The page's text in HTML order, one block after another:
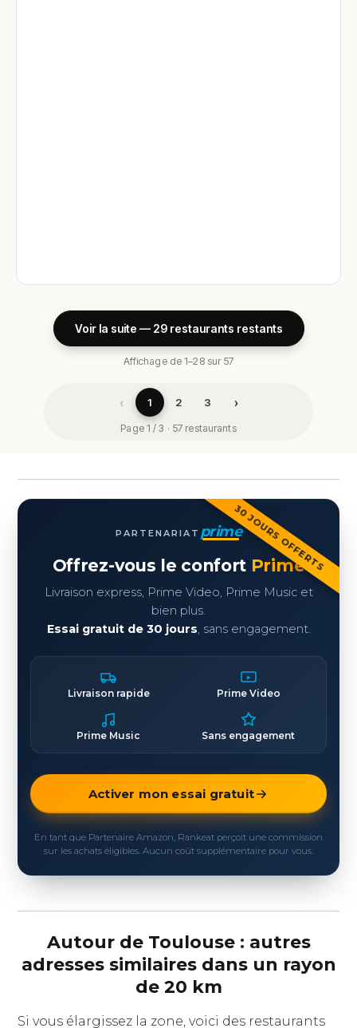
Voir la suite — 29 restaurants restants
Affichage de 1–28 sur 57
‹ 1 2 3 ›
Page 1 / 3 · 57 restaurants
30 JOURS OFFERTS
PARTENARIAT prime
Offrez-vous le confort Prime
Livraison express, Prime Video, Prime Music et
bien plus.
Essai gratuit de 30 jours, sans engagement.
Livraison rapide Prime Video
Prime Music Sans engagement
Activer mon essai gratuit
En tant que Partenaire Amazon, Rankeat perçoit une commission
sur les achats éligibles. Aucun coût supplémentaire pour vous.
Autour de Toulouse : autres
adresses similaires dans un rayon
de 20 km
Si vous élargissez la zone, voici des restaurants